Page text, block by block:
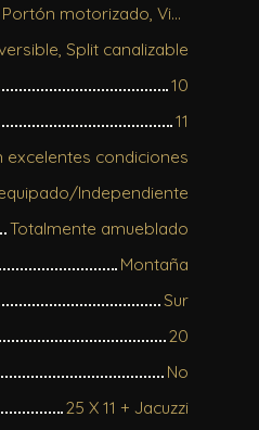
Chimenea, Climatización, Fibra óptica, Guardián, Portón motorizado, Videófono
Split canalizable
10
11
excelentes condiciones
Independiente
Totalmente amueblado
Montaña
Sur
20
No
25 X 11 + Jacuzzi